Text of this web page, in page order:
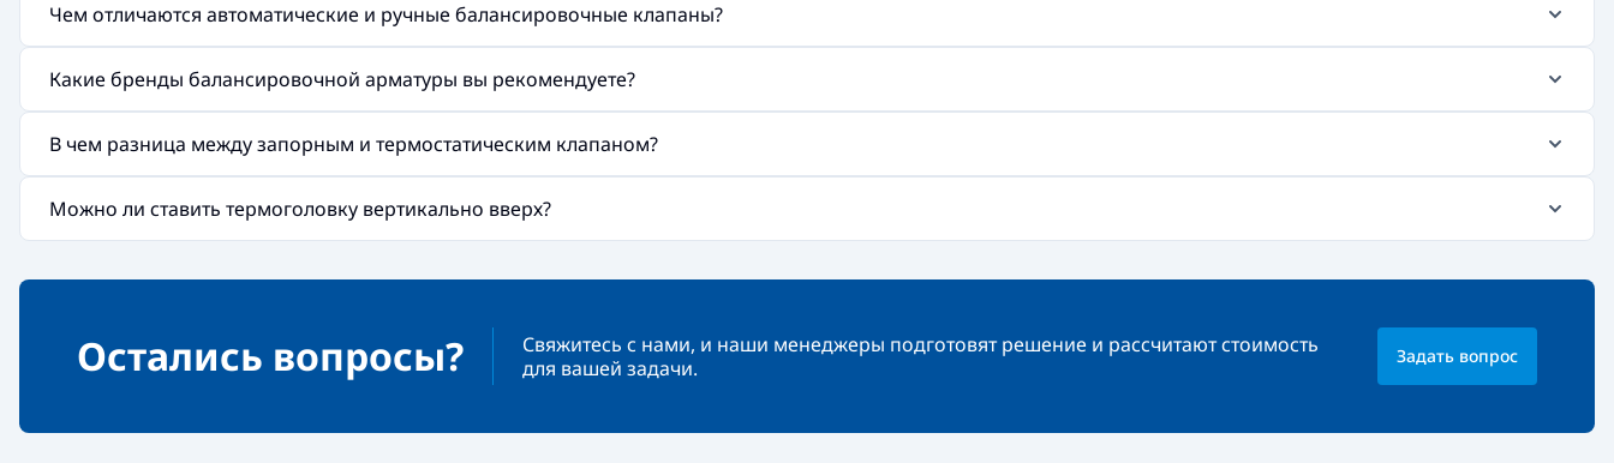
Чем отличаются автоматические и ручные балансировочные клапаны?
Какие бренды балансировочной арматуры вы рекомендуете?
В чем разница между запорным и термостатическим клапаном?
Можно ли ставить термоголовку вертикально вверх?
Остались вопросы?
Свяжитесь с нами, и наши менеджеры подготовят решение и рассчитают стоимость
для вашей задачи.
Задать вопрос